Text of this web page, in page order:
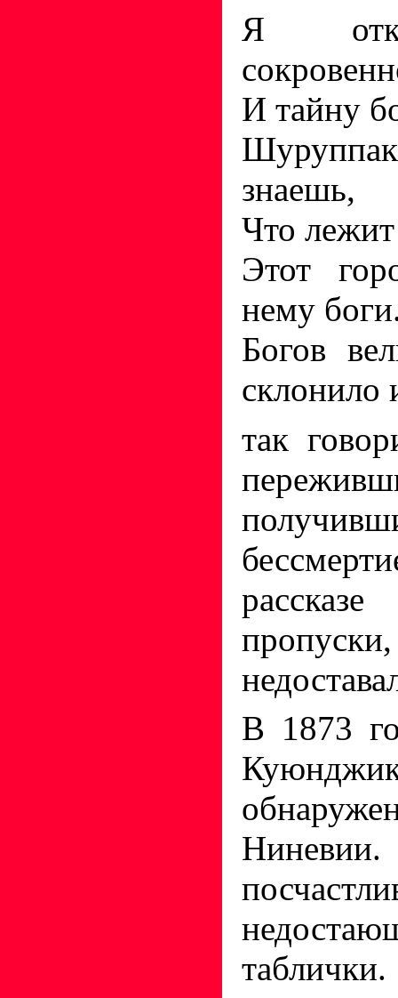
Я
И тайну
знаешь,
Что
Этот
нему
Богов
так
В 1873
таблички.